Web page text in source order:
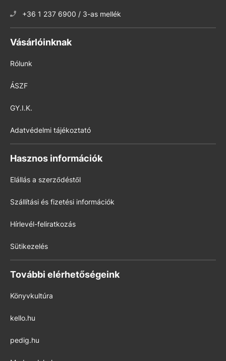
+36 1 237 6900 / 3-as mellék
Vásárlóinknak
Rólunk
ÁSZF
GY.I.K.
Adatvédelmi tájékoztató
Hasznos információk
Elállás a szerződéstől
Szállítási és fizetési információk
Hírlevél-feliratkozás
Sütikezelés
További elérhetőségeink
Könyvkultúra
kello.hu
pedig.hu